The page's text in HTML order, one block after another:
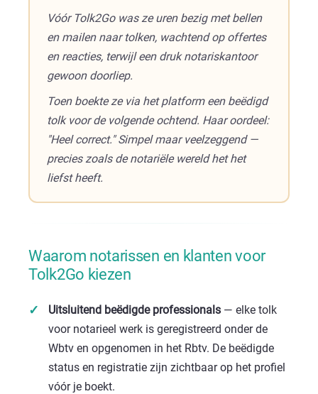
Vóór Tolk2Go was ze uren bezig met bellen
en mailen naar tolken, wachtend op offertes
en reacties, terwijl een druk notariskantoor
gewoon doorliep.
Toen boekte ze via het platform een beëdigd
tolk voor de volgende ochtend. Haar oordeel:
"Heel correct." Simpel maar veelzeggend —
precies zoals de notariële wereld het het
liefst heeft.
Waarom notarissen en klanten voor
Tolk2Go kiezen
Uitsluitend beëdigde professionals — elke tolk
voor notarieel werk is geregistreerd onder de
Wbtv en opgenomen in het Rbtv. De beëdigde
status en registratie zijn zichtbaar op het profiel
vóór je boekt.